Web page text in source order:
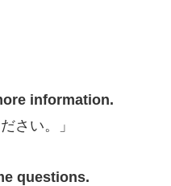
information.
さい。」
questions.